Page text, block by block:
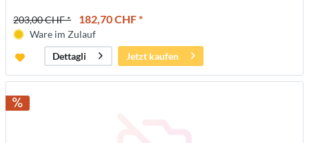
203,00 CHF * 182,70 CHF *
Ware im Zulauf
Dettagli
Jetzt kaufen